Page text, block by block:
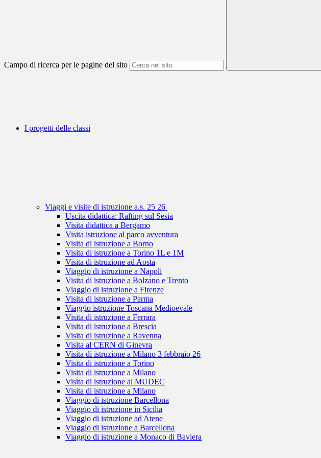
Campo di ricerca per le pagine del sito
I progetti delle classi
Viaggi e visite di istruzione a.s. 25 26
Uscita didattica: Rafting sul Sesia
Visita didattica a Bergamo
Visita istruzione al parco avventura
Visita di istruzione a Borno
Visita di istruzione a Torino 1L e 1M
Visita di istruzione ad Aosta
Viaggio di istruzione a Napoli
Visita di istruzione a Bolzano e Trento
Viaggio di istruzione a Firenze
Visita di istruzione a Parma
Viaggio istruzione Toscana Medioevale
Visita di istruzione a Ferrara
Visita di istruzione a Brescia
Visita di istruzione a Ravenna
Visita al CERN di Ginevra
Visita di istruzione a Milano 3 febbraio 26
Visita di istruzione a Torino
Visita di istruzione a Milano
Visita di istruzione al MUDEC
Visita di istruzione a Milano
Viaggio di istruzione Barcellona
Viaggio di istruzione in Sicilia
Viaggio di istruzione ad Atene
Viaggio di istruzione a Barcellona
Viaggio di istruzione a Monaco di Baviera